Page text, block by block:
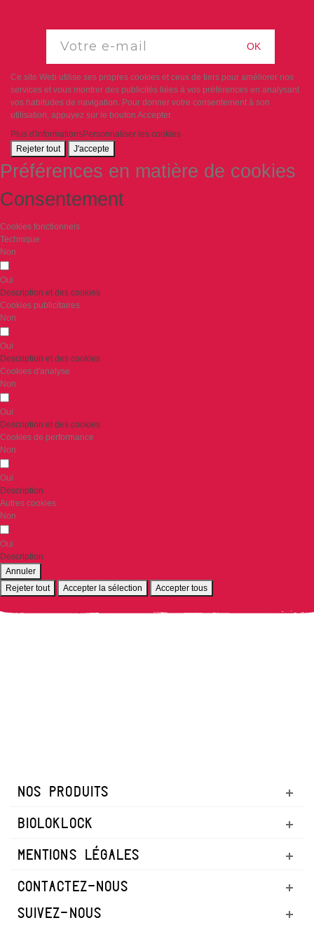
OK
Ce site Web utilise ses propres cookies et ceux de tiers pour améliorer nos
services et vous montrer des publicités liées à vos préférences en analysant
vos habitudes de navigation. Pour donner votre consentement à son
utilisation, appuyez sur le bouton Accepter.
Plus d'informationsPersonnaliser les cookies
Rejeter tout
J'accepte
Préférences en matière de cookies
Consentement
Cookies fonctionnels
Technique
Non
Oui
Description et des cookies
Cookies publicitaires
Non
Oui
Description et des cookies
Cookies d'analyse
Non
Oui
Description et des cookies
Cookies de performance
Non
Oui
Description
Autres cookies
Non
Oui
Description
Annuler
Rejeter tout
Accepter la sélection Accepter tous
NOS PRODUITS
BIOLOKLOCK
MENTIONS LÉGALES
CONTACTEZ-NOUS
SUIVEZ-NOUS